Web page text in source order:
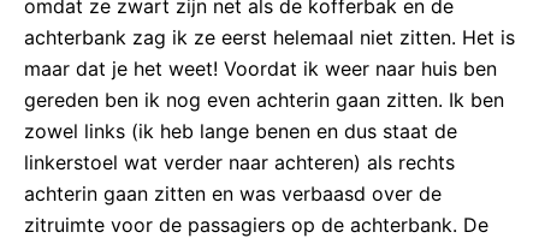
omdat ze zwart zijn net als de kofferbak en de
achterbank zag ik ze eerst helemaal niet zitten. Het is
maar dat je het weet! Voordat ik weer naar huis ben
gereden ben ik nog even achterin gaan zitten. Ik ben
zowel links (ik heb lange benen en dus staat de
linkerstoel wat verder naar achteren) als rechts
achterin gaan zitten en was verbaasd over de
zitruimte voor de passagiers op de achterbank. De